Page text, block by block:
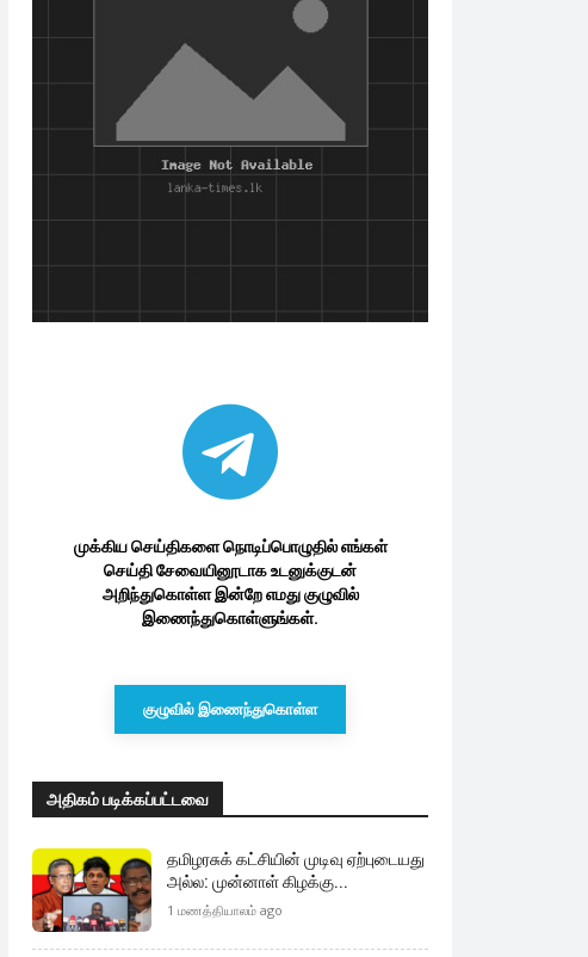
முக்கிய செய்திகளை நொடிப்பொழுதில் எங்கள்
செய்தி சேவையினூடாக உடனுக்குடன்
அறிந்துகொள்ள இன்றே எமது குழுவில்
இணைந்துகொள்ளுங்கள்.
குழுவில் இணைந்துகொள்ள
அதிகம் படிக்கப்பட்டவை
தமிழரசுக் கட்சியின் முடிவு ஏற்புடையது
அல்ல: முன்னாள் கிழக்கு...
1 மணத்தியாலம் ago